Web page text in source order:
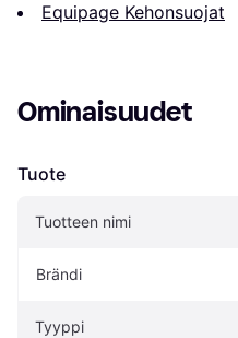
Equipage Kehonsuojat
Ominaisuudet
Tuote
Tuotteen nimi
Brändi
Tyyppi